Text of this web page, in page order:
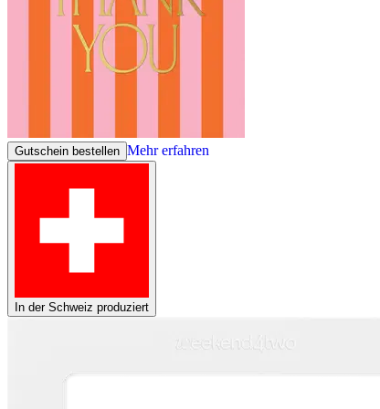
Gutschein bestellen Mehr erfahren
In der Schweiz produziert